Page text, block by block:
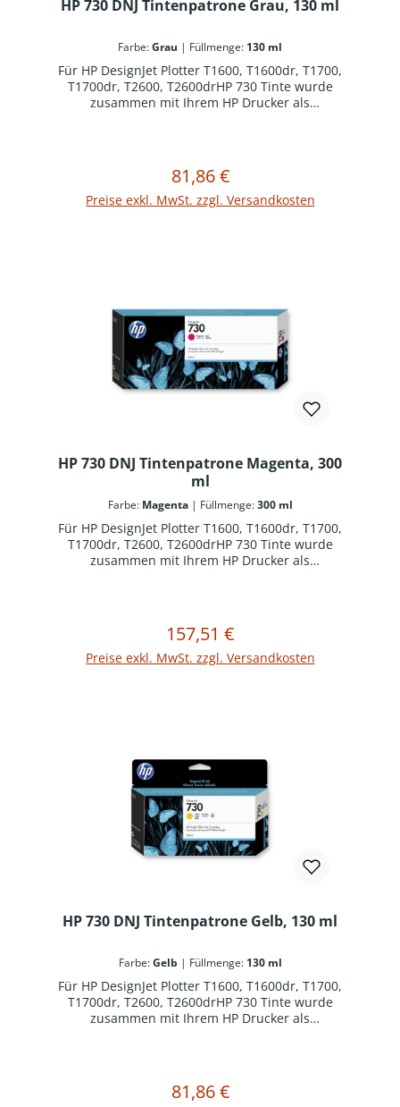
HP 730 DNJ Tintenpatrone Grau, 130 ml
Farbe:Grau | Füllmenge: 130 ml
Für HP DesignJet Plotter T1600, T1600dr, T1700,
T1700dr, T2600, T2600drHP 730 Tinte wurde
zusammen mit Ihrem HP Drucker als
Regulärer Preis:
81,86 €
Preise exkl. MwSt. zzgl. Versandkosten
In den Warenkorb
HP 730 DNJ Tintenpatrone Magenta, 300
ml
Farbe: Magenta | Füllmenge:300 ml
Für HP DesignJet Plotter T1600, T1600dr, T1700,
T1700dr, T2600, T2600drHP 730 Tinte wurde
zusammen mit Ihrem HP Drucker als
Regulärer Preis:
157,51 €
Preise exkl. MwSt. zzgl. Versandkosten
In den Warenkorb
HP 730 DNJ Tintenpatrone Gelb, 130 ml
Farbe:Gelb | Füllmenge: 130 ml
Für HP DesignJet Plotter T1600, T1600dr, T1700,
T1700dr, T2600, T2600drHP 730 Tinte wurde
zusammen mit Ihrem HP Drucker als
Regulärer Preis:
81,86 €
In den Warenkorb